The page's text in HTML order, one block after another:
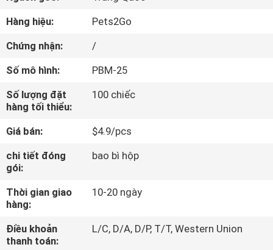
SẢN
PHẨM
VỀ
CHÚNG
THAM
NHÀ
MÁY
Hàng hiệu:
Pets2Go
Chứng nhận:
/
Số mô hình:
PBM-25
Số lượng đặt
hàng tối thiểu:
100 chiếc
Giá bán:
$4.9/pcs
chi tiết đóng
gói:
bao bì hộp
Thời gian giao
hàng:
10-20 ngày
Điều khoản
thanh toán:
L/C, D/A, D/P, T/T, Western Union